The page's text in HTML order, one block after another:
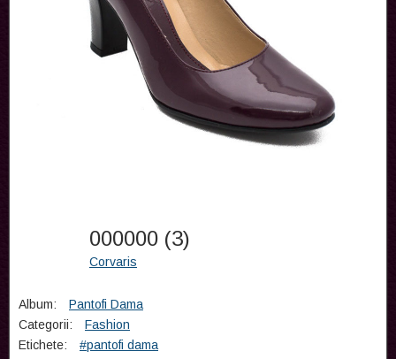
000000 (3)
Corvaris
Album:
Pantofi Dama
Categorii:
Fashion
Etichete:
#pantofi dama